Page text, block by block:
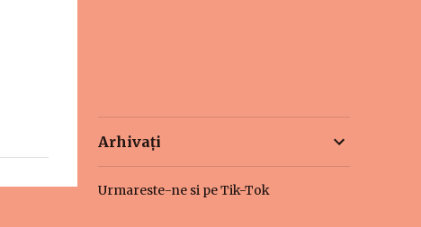
Arhivați
Urmareste-ne si pe Tik-Tok